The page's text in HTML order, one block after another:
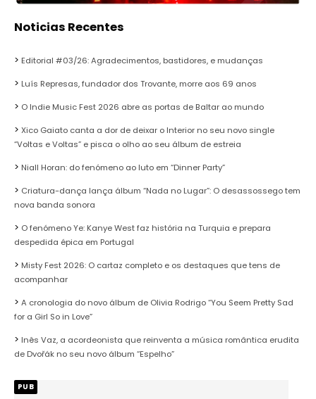
Noticias Recentes
Editorial #03/26: Agradecimentos, bastidores, e mudanças
Luís Represas, fundador dos Trovante, morre aos 69 anos
O Indie Music Fest 2026 abre as portas de Baltar ao mundo
Xico Gaiato canta a dor de deixar o Interior no seu novo single
“Voltas e Voltas” e pisca o olho ao seu álbum de estreia
Niall Horan: do fenómeno ao luto em “Dinner Party”
Criatura-dança lança álbum “Nada no Lugar”: O desassossego tem
nova banda sonora
O fenómeno Ye: Kanye West faz história na Turquia e prepara
despedida épica em Portugal
Misty Fest 2026: O cartaz completo e os destaques que tens de
acompanhar
A cronologia do novo álbum de Olivia Rodrigo “You Seem Pretty Sad
for a Girl So in Love”
Inês Vaz, a acordeonista que reinventa a música romântica erudita
de Dvořák no seu novo álbum “Espelho”
PUB